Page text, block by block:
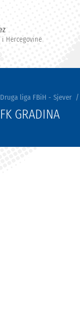
i Hercegovine
Druga liga FBiH - Sjever
GRADINA